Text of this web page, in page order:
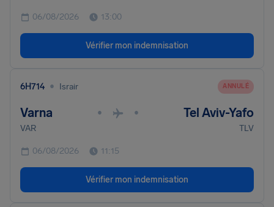
06/08/2026 13:00
Vérifier mon indemnisation
6H714 • Israir ANNULÉ
Varna • • Tel Aviv-Yafo
VAR TLV
06/08/2026 11:15
Vérifier mon indemnisation